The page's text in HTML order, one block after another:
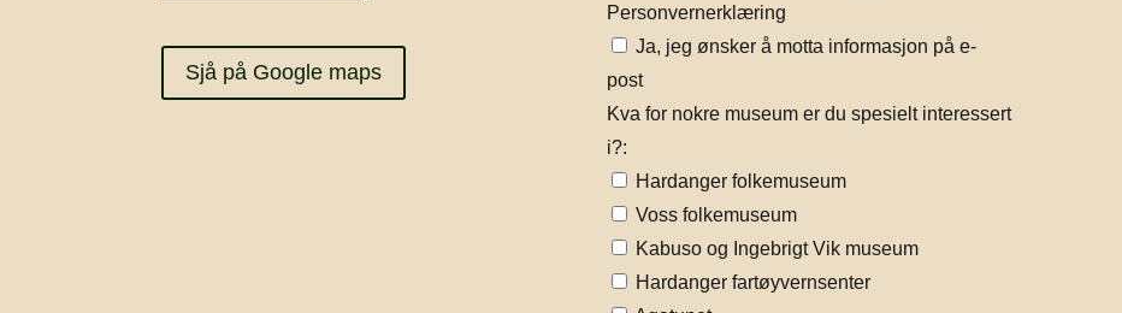
Sjå på Google maps
Personvernerklæring
Ja, jeg ønsker å motta informasjon på e-
post
Kva for nokre museum er du spesielt interessert
i?:
Hardanger folkemuseum
Voss folkemuseum
Kabuso og Ingebrigt Vik museum
Hardanger fartøyvernsenter